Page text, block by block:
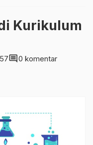
Kurikulum
comment0 komentar